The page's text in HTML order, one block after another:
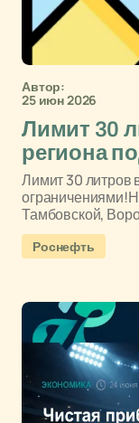
Автор:
25 июн 2026
Лимит 30
региона
Лимит 30 литров
Тамбовской,
Роснефть